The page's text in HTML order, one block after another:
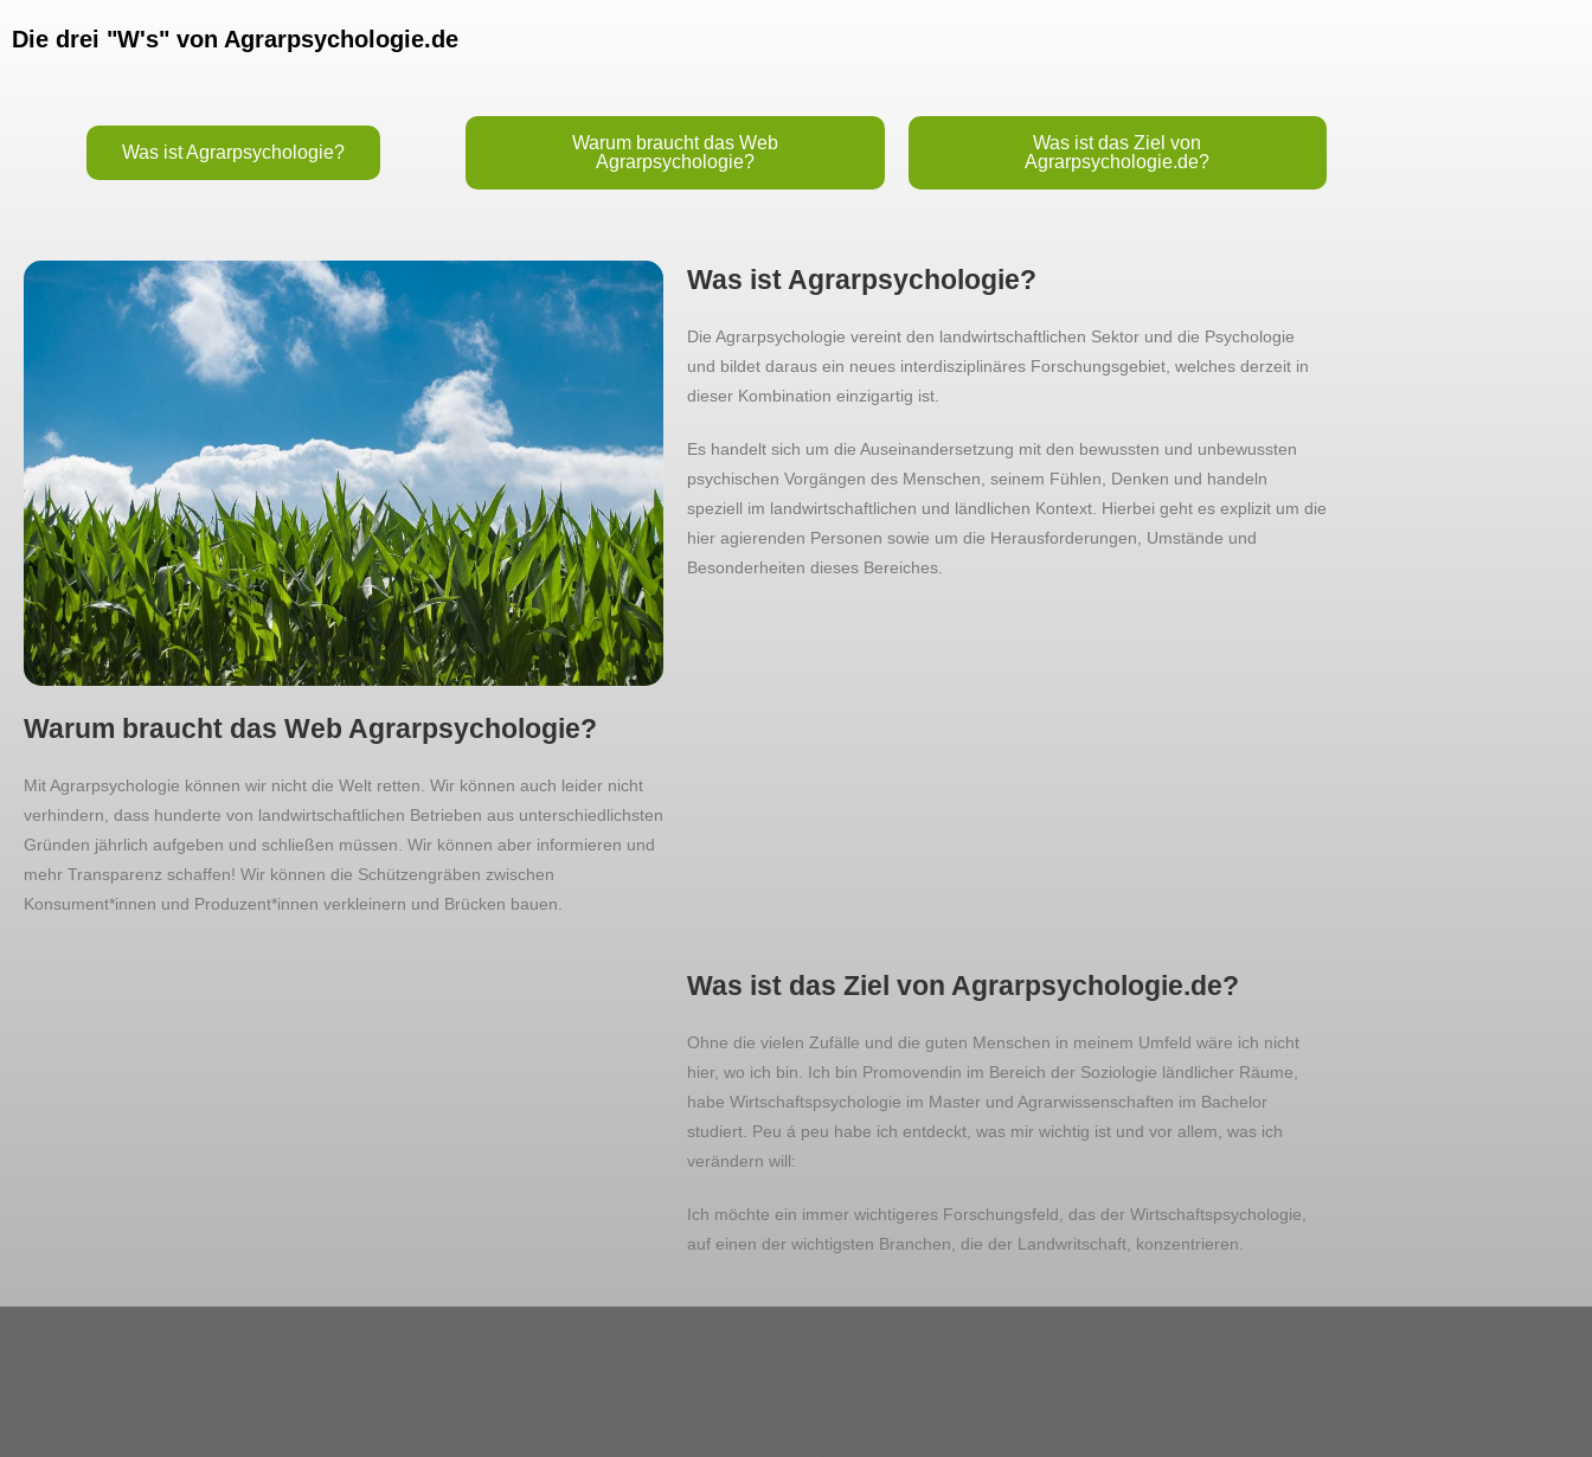
Die drei "W's" von Agrarpsychologie.de
Was ist Agrarpsychologie?
Warum braucht das Web
Agrarpsychologie?
Was ist das Ziel von
Agrarpsychologie.de?
Was ist Agrarpsychologie?
Die Agrarpsychologie vereint den landwirtschaftlichen Sektor und die Psychologie
und bildet daraus ein neues interdisziplinäres Forschungsgebiet, welches derzeit in
dieser Kombination einzigartig ist.
Es handelt sich um die Auseinandersetzung mit den bewussten und unbewussten
psychischen Vorgängen des Menschen, seinem Fühlen, Denken und handeln
speziell im landwirtschaftlichen und ländlichen Kontext. Hierbei geht es explizit um die
hier agierenden Personen sowie um die Herausforderungen, Umstände und
Besonderheiten dieses Bereiches.
Warum braucht das Web Agrarpsychologie?
Mit Agrarpsychologie können wir nicht die Welt retten. Wir können auch leider nicht
verhindern, dass hunderte von landwirtschaftlichen Betrieben aus unterschiedlichsten
Gründen jährlich aufgeben und schließen müssen. Wir können aber informieren und
mehr Transparenz schaffen! Wir können die Schützengräben zwischen
Konsument*innen und Produzent*innen verkleinern und Brücken bauen.
Was ist das Ziel von Agrarpsychologie.de?
Ohne die vielen Zufälle und die guten Menschen in meinem Umfeld wäre ich nicht
hier, wo ich bin. Ich bin Promovendin im Bereich der Soziologie ländlicher Räume,
habe Wirtschaftspsychologie im Master und Agrarwissenschaften im Bachelor
studiert. Peu á peu habe ich entdeckt, was mir wichtig ist und vor allem, was ich
verändern will:
Ich möchte ein immer wichtigeres Forschungsfeld, das der Wirtschaftspsychologie,
auf einen der wichtigsten Branchen, die der Landwritschaft, konzentrieren.